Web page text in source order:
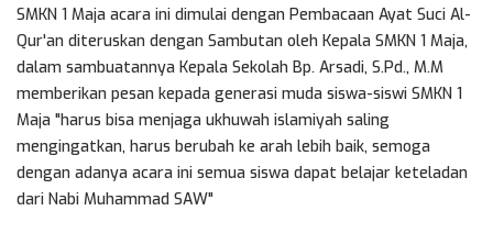
SMKN 1 Maja acara ini dimulai dengan Pembacaan Ayat Suci Al-
Qur'an diteruskan dengan Sambutan oleh Kepala SMKN 1 Maja,
dalam sambuatannya Kepala Sekolah Bp. Arsadi, S.Pd., M.M
memberikan pesan kepada generasi muda siswa-siswi SMKN 1
Maja "harus bisa menjaga ukhuwah islamiyah saling
mengingatkan, harus berubah ke arah lebih baik, semoga
dengan adanya acara ini semua siswa dapat belajar keteladan
dari Nabi Muhammad SAW"